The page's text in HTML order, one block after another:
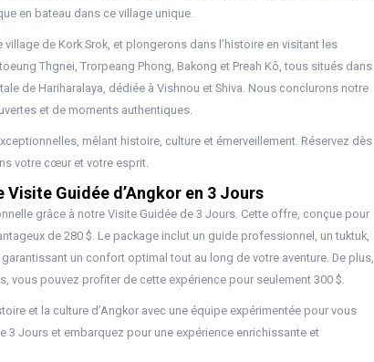
en bateau dans ce village unique.
de Kork Srok, et plongerons dans l’histoire en visitant les
Thgnei, Trorpeang Phong, Bakong et Preah Kô, tous situés dans
de Hariharalaya, dédiée à Vishnou et Shiva. Nous conclurons notre
et de moments authentiques.
mêlant histoire, culture et émerveillement. Réservez dès
votre cœur et votre esprit.
Visite Guidée d’Angkor en 3 Jours
grâce à notre Visite Guidée de 3 Jours. Cette offre, conçue pour
de 280 $. Le package inclut un guide professionnel, un tuktuk,
un confort optimal tout au long de votre aventure. De plus,
vous pouvez profiter de cette expérience pour seulement 300 $.
et la culture d’Angkor avec une équipe expérimentée pour vous
3 Jours et embarquez pour une expérience enrichissante et